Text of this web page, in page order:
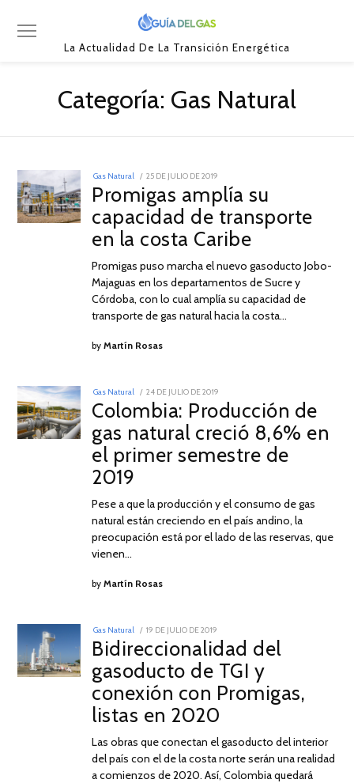
La Actualidad De La Transición Energética
Categoría: Gas Natural
Gas Natural
POSTED
ON
25 DE JULIO DE 2019
DE
JULIO
DE
2019
Promigas amplía su
capacidad de transporte
en la costa Caribe
Promigas puso marcha el nuevo gasoducto Jobo-
Majaguas en los departamentos de Sucre y
Córdoba, con lo cual amplía su capacidad de
transporte de gas natural hacia la costa…
byMartín Rosas
Gas Natural
POSTED
ON
24 DE JULIO DE 2019
DE
JULIO
DE
2019
Colombia: Producción de
gas natural creció 8,6% en
el primer semestre de
2019
Pese a que la producción y el consumo de gas
natural están creciendo en el país andino, la
preocupación está por el lado de las reservas, que
vienen…
byMartín Rosas
Gas Natural
POSTED
19 DE JULIO DE 2019
DE
JULIO
DE
2019
Bidireccionalidad del
gasoducto de TGI y
conexión con Promigas,
listas en 2020
Las obras que conectan el gasoducto del interior
del país con el de la costa norte serán una realidad
a comienzos de 2020. Así, Colombia quedará